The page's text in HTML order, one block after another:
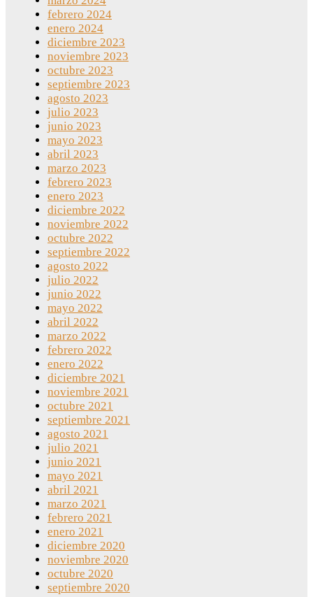
febrero 2024
enero 2024
diciembre 2023
noviembre 2023
octubre 2023
septiembre 2023
agosto 2023
julio 2023
junio 2023
mayo 2023
abril 2023
marzo 2023
febrero 2023
enero 2023
diciembre 2022
noviembre 2022
octubre 2022
septiembre 2022
agosto 2022
julio 2022
junio 2022
mayo 2022
abril 2022
marzo 2022
febrero 2022
enero 2022
diciembre 2021
noviembre 2021
octubre 2021
septiembre 2021
agosto 2021
julio 2021
junio 2021
mayo 2021
abril 2021
marzo 2021
febrero 2021
enero 2021
diciembre 2020
noviembre 2020
octubre 2020
septiembre 2020